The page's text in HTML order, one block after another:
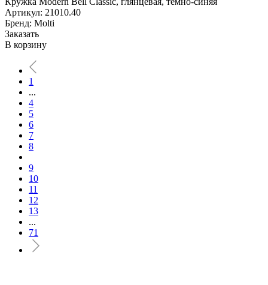
Артикул: 21010.40
Бренд: Molti
Заказать
В корзину
1
...
4
5
6
7
8
9
10
11
12
13
...
71